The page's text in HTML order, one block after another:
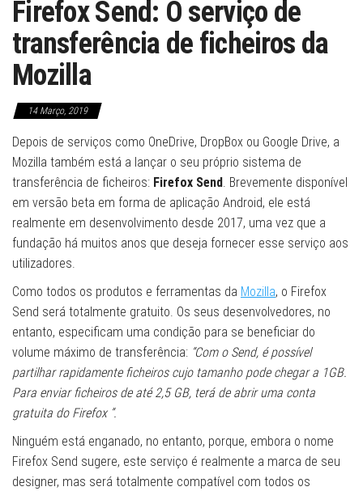
Firefox Send: O serviço de
transferência de ficheiros da
Mozilla
14 Março, 2019
Depois de serviços como OneDrive, DropBox ou Google Drive, a
Mozilla também está a lançar o seu próprio sistema de
transferência de ficheiros: Firefox Send. Brevemente disponível
em versão beta em forma de aplicação Android, ele está
realmente em desenvolvimento desde 2017, uma vez que a
fundação há muitos anos que deseja fornecer esse serviço aos
utilizadores.
Como todos os produtos e ferramentas da Mozilla, o Firefox
Send será totalmente gratuito. Os seus desenvolvedores, no
entanto, especificam uma condição para se beneficiar do
volume máximo de transferência: “Com o Send, é possível
partilhar rapidamente ficheiros cujo tamanho pode chegar a 1GB.
Para enviar ficheiros de até 2,5 GB, terá de abrir uma conta
gratuita do Firefox “.
Ninguém está enganado, no entanto, porque, embora o nome
Firefox Send sugere, este serviço é realmente a marca de seu
designer, mas será totalmente compatível com todos os